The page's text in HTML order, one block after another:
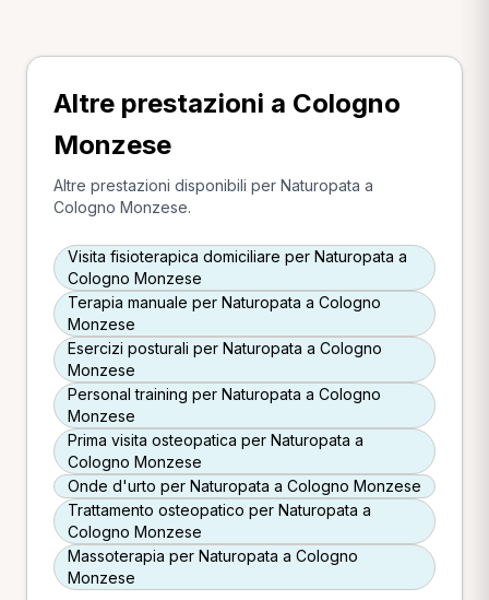
Altre prestazioni a Cologno
Monzese
Altre prestazioni disponibili per Naturopata a
Cologno Monzese.
Visita fisioterapica domiciliare per Naturopata a
Cologno Monzese
Terapia manuale per Naturopata a Cologno
Monzese
Esercizi posturali per Naturopata a Cologno
Monzese
Personal training per Naturopata a Cologno
Monzese
Prima visita osteopatica per Naturopata a
Cologno Monzese
Onde d'urto per Naturopata a Cologno Monzese
Trattamento osteopatico per Naturopata a
Cologno Monzese
Massoterapia per Naturopata a Cologno
Monzese